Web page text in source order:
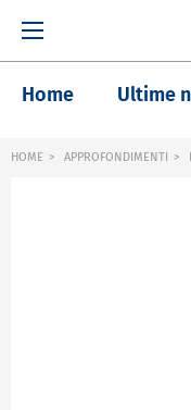
Home Ultime
HOME APPROFONDIMENTI